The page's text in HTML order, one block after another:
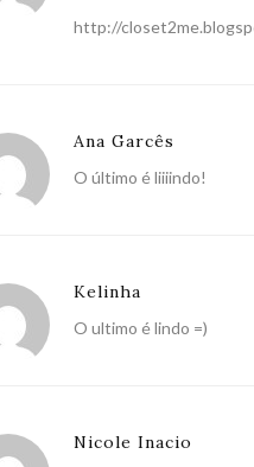
http://
Ana Garcês
O último é liiiindo!
Kelinha
O ultimo é lindo =)
Nicole Inacio